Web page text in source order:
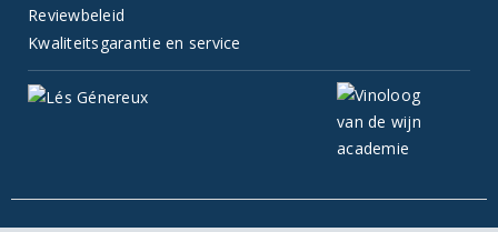
Reviewbeleid
Kwaliteitsgarantie en service